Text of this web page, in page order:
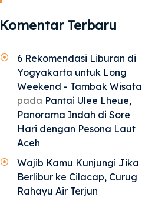
Komentar Terbaru
6 Rekomendasi Liburan di
Yogyakarta untuk Long
Weekend - Tambak Wisata
pada Pantai Ulee Lheue,
Panorama Indah di Sore
Hari dengan Pesona Laut
Aceh
Wajib Kamu Kunjungi Jika
Berlibur ke Cilacap, Curug
Rahayu Air Terjun